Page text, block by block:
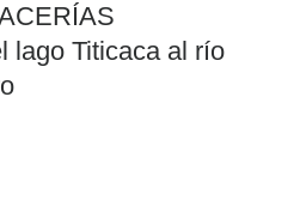
lago Titicaca al río